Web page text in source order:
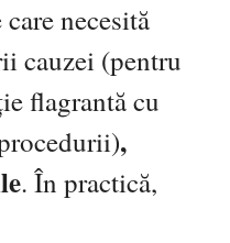
necesită
cauzei (pentru
flagrantă cu
,
. În practică,